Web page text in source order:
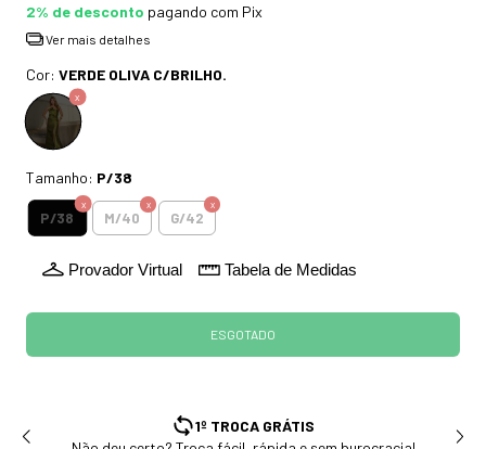
2% de desconto pagando com Pix
Ver mais detalhes
Cor: VERDE OLIVA C/BRILHO.
Tamanho: P/38
P/38 M/40 G/42
Provador Virtual Tabela de Medidas
ENVIAMOS PARA TODO BRASIL